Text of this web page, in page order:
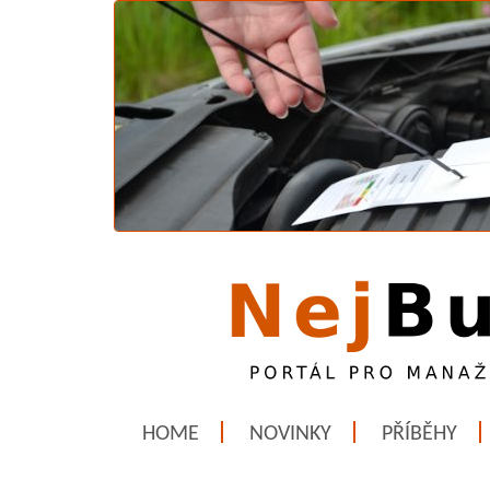
HOME NOVINKY PŘÍBĚHY